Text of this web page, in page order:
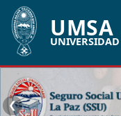
UMSA
❮